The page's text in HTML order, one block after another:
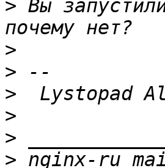
> Вы
>
>
>
>
>
>